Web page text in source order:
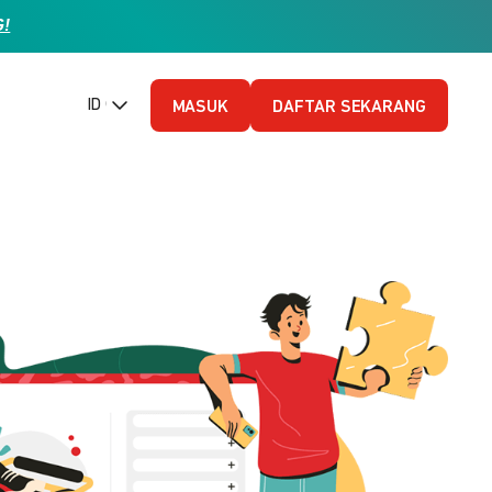
ID (Bahasa Indonesia)
MASUK DAFTAR SEKARANG